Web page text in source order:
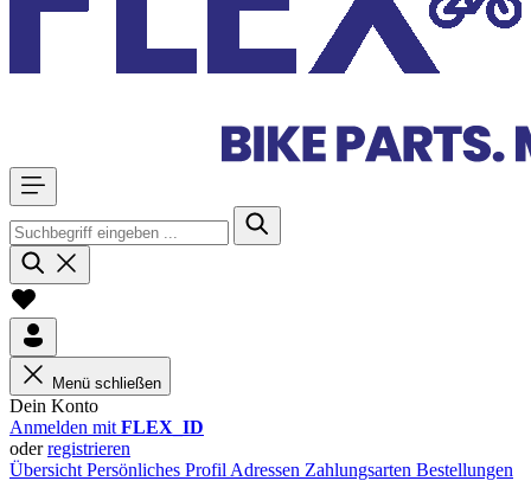
Menü schließen
Dein Konto
Anmelden mit FLEX_ID
oderregistrieren
Übersicht Persönliches Profil Adressen Zahlungsarten Bestellungen